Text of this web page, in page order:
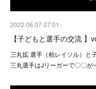
2022.06.07 07:01
【子どもと選手の交流 】
三丸拡 選手（柏レイソル）と
三丸選手はJリーガーで〇〇